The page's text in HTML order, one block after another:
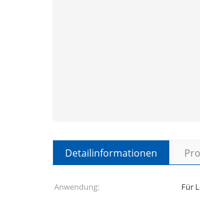
Detailinformationen
Anwendung: Für